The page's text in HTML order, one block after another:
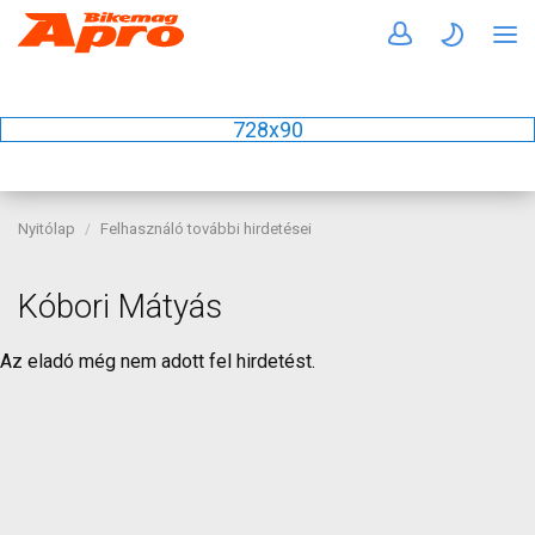
728x90
Nyitólap Felhasználó további hirdetései
Kóbori Mátyás
Az eladó még nem adott fel hirdetést.